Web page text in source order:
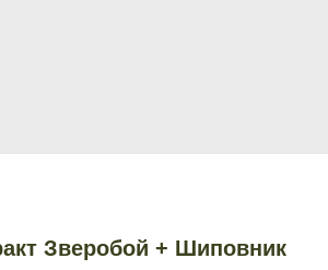
Зверобой + Шиповник